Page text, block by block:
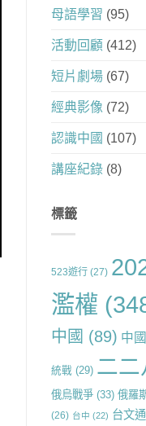
母語學習 (95)
活動回顧 (412)
短片劇場(67)
經典影像 (72)
認識中國 (107)
講座紀錄(8)
標籤
523遊行(27)
濫權
中國 (89) 中
統戰 (29) 二二
俄烏戰爭(33) 俄羅
(26) 台中 (22) 台文